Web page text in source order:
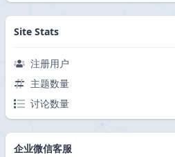
Site Stats
注册用户
主题数量
讨论数量
企业微信客服